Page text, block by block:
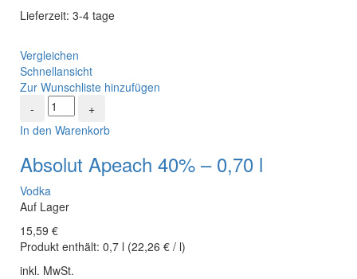
Lieferzeit: 3-4 tage
Vergleichen
Schnellansicht
Zur Wunschliste hinzufügen
In den Warenkorb
Absolut Apeach 40% – 0,70 l
Vodka
Auf Lager
15,59 €
Produkt enthält: 0,7 l (22,26 € / l)
inkl. MwSt.